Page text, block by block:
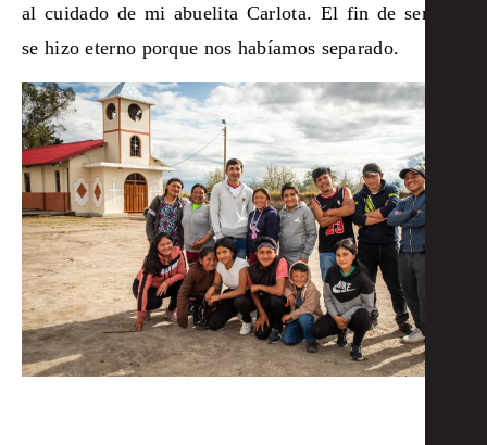
al cuidado de mi abuelita Carlota. El fin de semana
se hizo eterno porque nos habíamos separado.